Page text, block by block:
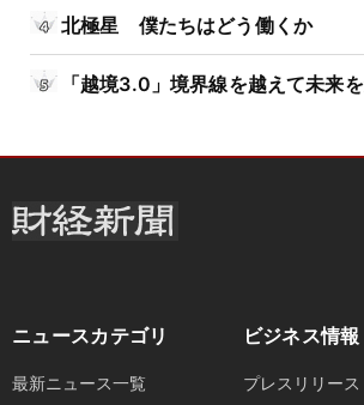
北極星 僕たちはどう働くか
「越境3.0」境界線を越えて未来
ニュースカテゴリ
最新ニュース一覧
ビジネス情報
プレスリリース